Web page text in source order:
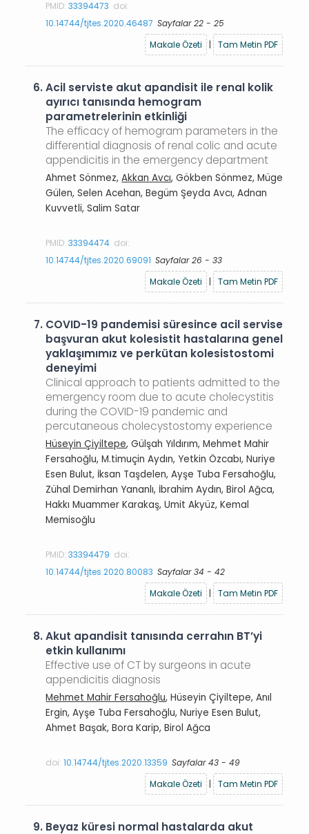
PMID:33394473 doi:
10.14744/tjtes.2020.46487 Sayfalar 22 - 25
Makale Özeti
| Tam Metin PDF
6.Acil serviste akut apandisit ile renal kolik
ayırıcı tanısında hemogram
parametrelerinin etkinliği
The efficacy of hemogram parameters in the
differential diagnosis of renal colic and acute
appendicitis in the emergency department
Ahmet Sönmez,Akkan Avcı, Gökben Sönmez, Müge
Gülen, Selen Acehan, Begüm Şeyda Avcı, Adnan
Kuvvetli, Salim Satar
PMID:33394474 doi:
10.14744/tjtes.2020.69091 Sayfalar 26 - 33
Makale Özeti
| Tam Metin PDF
7. COVID-19 pandemisi süresince acil servise
başvuran akut kolesistit hastalarına genel
yaklaşımımız ve perkütan kolesistostomi
deneyimi
Clinical approach to patients admitted to the
emergency room due to acute cholecystitis
during the COVID-19 pandemic and
percutaneous cholecystostomy experience
Hüseyin Çiyiltepe, Gülşah Yıldırım, Mehmet Mahir
Fersahoğlu, M.timuçin Aydın, Yetkin Özcabı, Nuriye
Esen Bulut, İksan Taşdelen, Ayşe Tuba Fersahoğlu,
Zühal Demirhan Yananlı, İbrahim Aydın, Birol Ağca,
Hakkı Muammer Karakaş, Umit Akyüz, Kemal
Memisoğlu
PMID:33394479 doi:
10.14744/tjtes.2020.80083 Sayfalar 34 - 42
Makale Özeti
| Tam Metin PDF
8.Akut apandisit tanısında cerrahın BT’yi
etkin kullanımı
Effective use of CT by surgeons in acute
appendicitis diagnosis
Mehmet Mahir Fersahoğlu, Hüseyin Çiyiltepe, Anıl
Ergin, Ayşe Tuba Fersahoğlu, Nuriye Esen Bulut,
Ahmet Başak, Bora Karip, Birol Ağca
doi:10.14744/tjtes.2020.13359 Sayfalar 43 - 49
Makale Özeti
| Tam Metin PDF
9. Beyaz küresi normal hastalarda akut